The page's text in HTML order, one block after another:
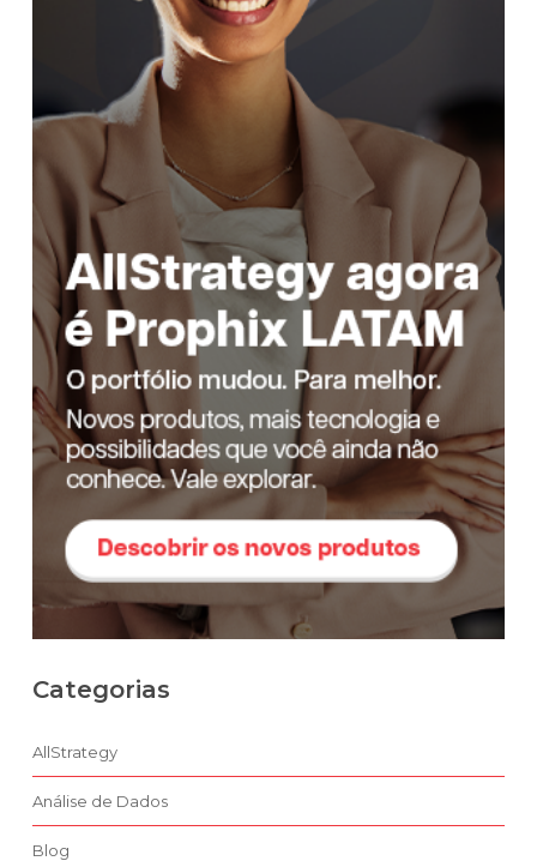
Categorias
AllStrategy
Análise de Dados
Blog